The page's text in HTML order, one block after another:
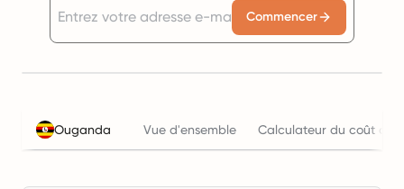
Commencer
Ouganda Vue d'ensemble Calculateur du coût de